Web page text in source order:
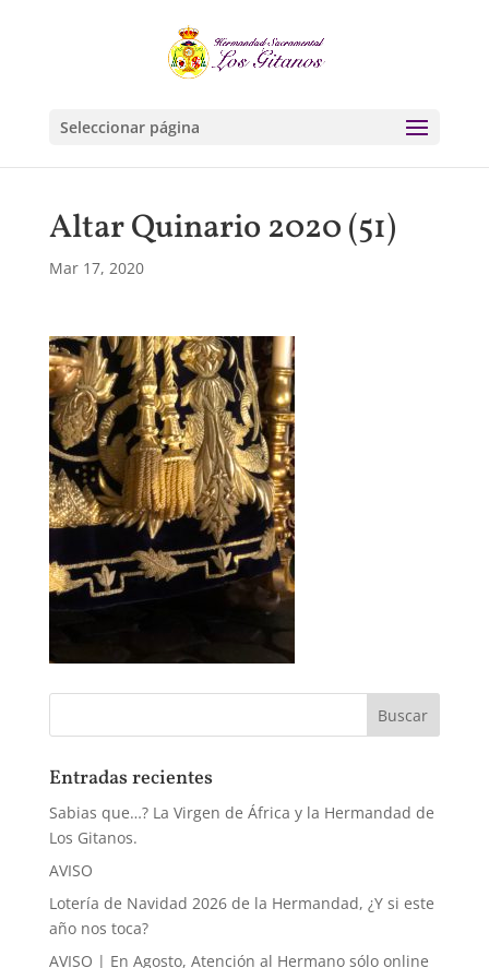
Seleccionar página
Altar Quinario 2020 (51)
Mar 17, 2020
Entradas recientes
Sabias que…? La Virgen de África y la Hermandad de
Los Gitanos.
AVISO
Lotería de Navidad 2026 de la Hermandad, ¿Y si este
año nos toca?
AVISO | En Agosto, Atención al Hermano sólo online